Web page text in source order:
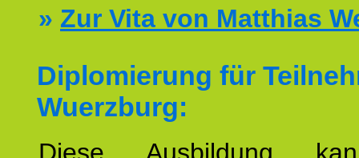
» Zur Vita von Matthias
Diplomierung für
Wuerzburg: